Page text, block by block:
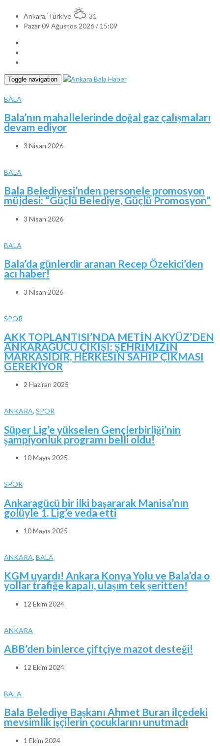
Ankara, Türkiye
31
Pazar 09 Ağustos 2026 / 15:09
Toggle navigation
BALA
Bala’nın mahallelerinde doğal gaz çalışmaları
devam ediyor
3 Nisan 2026
BALA
Bala Belediyesi’nden personele promosyon
müjdesi: “Güçlü Belediye, Güçlü Promosyon”
3 Nisan 2026
BALA
Bala’da günlerdir aranan Recep Özekici’den
acı haber!
3 Nisan 2026
SPOR
AKK TOPLANTISI’NDA METİN AKYÜZ’DEN
ANKARAGÜCÜ ÇIKIŞI: ŞEHRİMİZİN
MARKASIDIR, HERKESİN SAHİP ÇIKMASI
GEREKİYOR
2 Haziran 2025
ANKARA, SPOR
Süper Lig’e yükselen Gençlerbirliği’nin
şampiyonluk programı belli oldu!
10 Mayıs 2025
SPOR
Ankaragücü bir ilki başararak Manisa’nın
golüyle 1. Lig’e veda etti
10 Mayıs 2025
ANKARA, BALA
KGM uyardı! Ankara Konya Yolu ve Bala’da o
yollar trafiğe kapalı, ulaşım tek şeritten!
12 Ekim 2024
ANKARA
ABB’den binlerce çiftçiye mazot desteği!
12 Ekim 2024
BALA
Bala Belediye Başkanı Ahmet Buran ilçedeki
mevsimlik işçilerin çocuklarını unutmadı
1 Ekim 2024